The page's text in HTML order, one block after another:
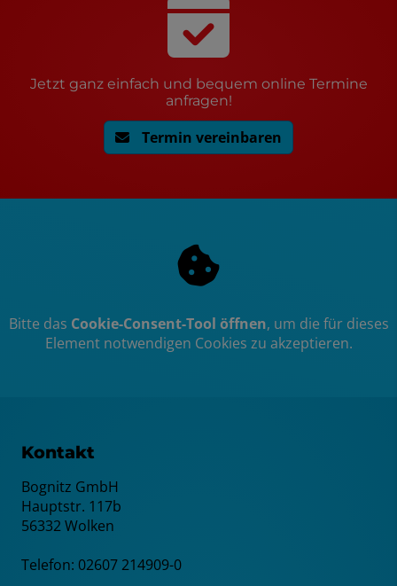
Jetzt ganz einfach und bequem online Termine
anfragen!
Termin vereinbaren
Bitte das Cookie-Consent-Tool öffnen, um die für dieses
Element notwendigen Cookies zu akzeptieren.
Kontakt
Bognitz GmbH
Hauptstr. 117b
56332 Wolken
Telefon: 02607 214909-0